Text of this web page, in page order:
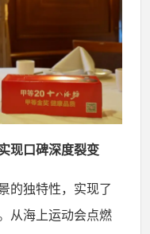
现口碑深度裂变
的独特性，实现了
从海上运动会点燃